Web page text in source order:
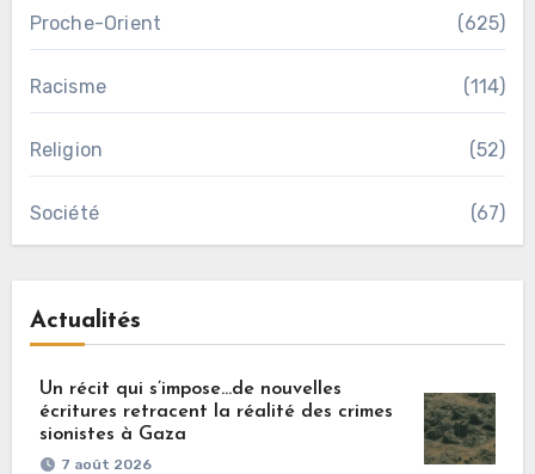
Proche-Orient (625)
Racisme (114)
Religion (52)
Société (67)
Actualités
Un récit qui s’impose…de nouvelles
écritures retracent la réalité des crimes
sionistes à Gaza
7 août 2026